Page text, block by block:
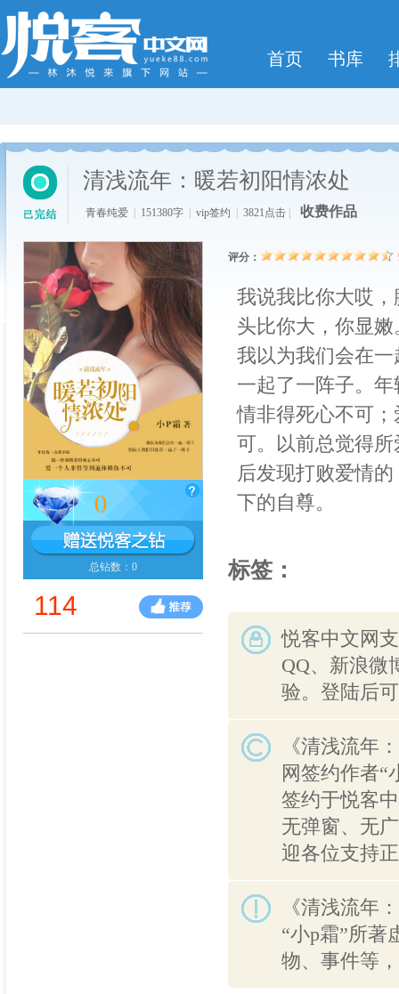
首页 书库
清浅流年：暖若初阳情浓处
青春纯爱 151380字 vip签约 3821点击 收费作品
0
总钻数：0
114
评分：
我说我比你大哎
头比你大，你显
我以为我们会在
一起了一阵子。
情非得死心不可
可。以前总觉得
后发现打败爱情
下的自尊。
标签：
悦客中文网
QQ、新浪微
验。登陆后
《清浅流年
网签约作者“
签约于悦客
无弹窗、无
迎各位支持
《清浅流年
“小p霜”所著
物、事件等